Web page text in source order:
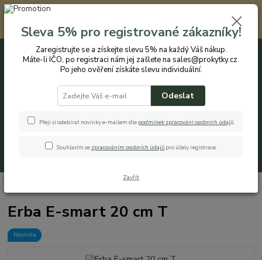
Registrovaným zákazníkům nabízíme slevu 5% na každý nákup. Máte-li
IČO, po registraci nám jej zašlete na sales@prokytky.cz. Po jeho ověření
získáte slevu individuální. Přejít na registraci →
CZK
+420 774 544 973 0ks
Erba E-smart 20 cm T
Novinka
Sleva 5% pro registrované zákazníky!
Zaregistrujte se a získejte slevu 5% na každý Váš nákup.
Máte-li IČO, po registraci nám jej zašlete na sales@prokytky.cz.
Po jeho ověření získáte slevu individuální.
Odeslat
Přeji si odebírat novinky e-mailem dle podmínek zpracování osobních údajů.
Souhlasím se zpracováním osobních údajů pro účely registrace.
Zavřít